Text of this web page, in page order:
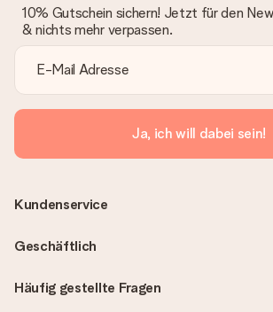
10% Gutschein sichern! Jetzt für den
& nichts mehr verpassen.
Ja, ich will dabei sein!
Häufig gestellte Fragen
Kundenservice
Geschäftlich